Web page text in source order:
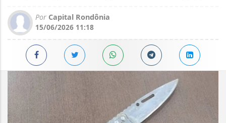
Por Capital Rondônia
15/06/2026 11:18